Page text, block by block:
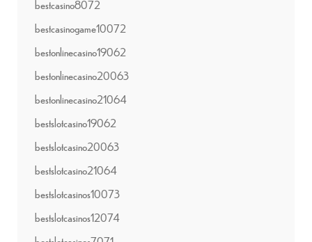
bestcasino8072
bestcasinogame10072
bestonlinecasino19062
bestonlinecasino20063
bestonlinecasino21064
bestslotcasino19062
bestslotcasino20063
bestslotcasino21064
bestslotcasinos10073
bestslotcasinos12074